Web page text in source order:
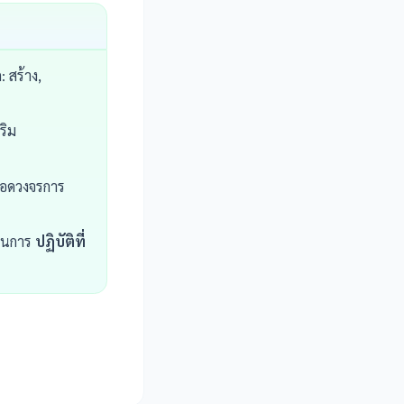
ร้าง,
ม
วงจรการ
การ ปฏิบัติที่